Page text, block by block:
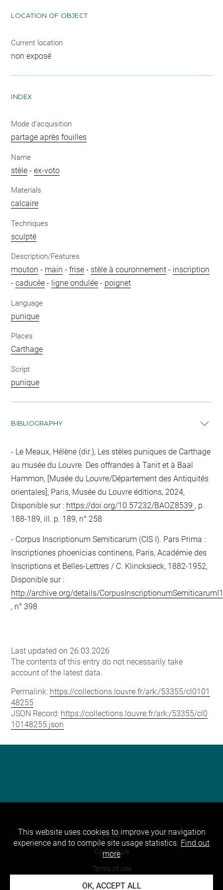
LOCATION OF OBJECT
Current location
non exposé
INDEX
Mode d'acquisition
partage après fouilles
Name
stèle -ex-voto
Materials
calcaire
Techniques
sculpté
Description/Features
mouton - main -frise - stèle à couronnement - inscription
-caducée - ligne ondulée - poignet
Language
punique
Places
Carthage
Script
punique
BIBLIOGRAPHY
Le Meaux, Hélène (dir.), Les stèles puniques de Carthage
au musée du Louvre. Des offrandes à Tanit et à Baal
Hammon, [Musée du Louvre/Département des Antiquités
orientales], Paris, Musée du Louvre éditions, 2024,
Disponible sur : https://doi.org/10.57232/BAOZ8539 , p.
188-189, ill. p. 189, n° 258
Corpus Inscriptionum Semiticarum (CIS I). Pars Prima :
Inscriptiones phoenicias continens, Paris, Académie des
Inscriptions et Belles-Lettres / C. Klincksieck, 1882-1952,
Disponible sur :
http://archive.org/details/
, n° 398
Last updated on 26.03.2026
The contents of this entry do not necessarily take
account of the latest data.
Permalink: https://collections.louvre.fr/ark:/53355/cl0101
48255
JSON Record: https://collections.louvre.fr/ark:/53355/cl0
10148255.json
About
Contact Us
Terms of use
Cookies
This website uses cookies to improve your navigation
experience and to compile site usage statistics. Find out
more
OK, ACCEPT ALL